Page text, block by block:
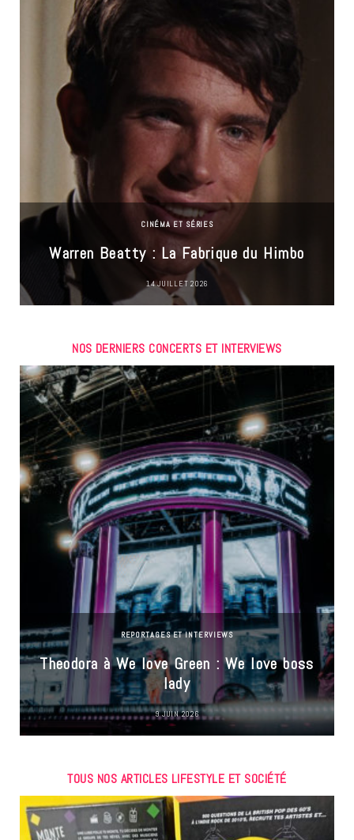
CINÉMA ET SÉRIES
Warren Beatty : La Fabrique du Himbo
14 JUILLET 2026
NOS DERNIERS CONCERTS ET INTERVIEWS
REPORTAGES ET INTERVIEWS
Theodora à We love Green : We love boss
lady
9 JUIN 2026
TOUS NOS ARTICLES LIFESTYLE ET SOCIÉTÉ